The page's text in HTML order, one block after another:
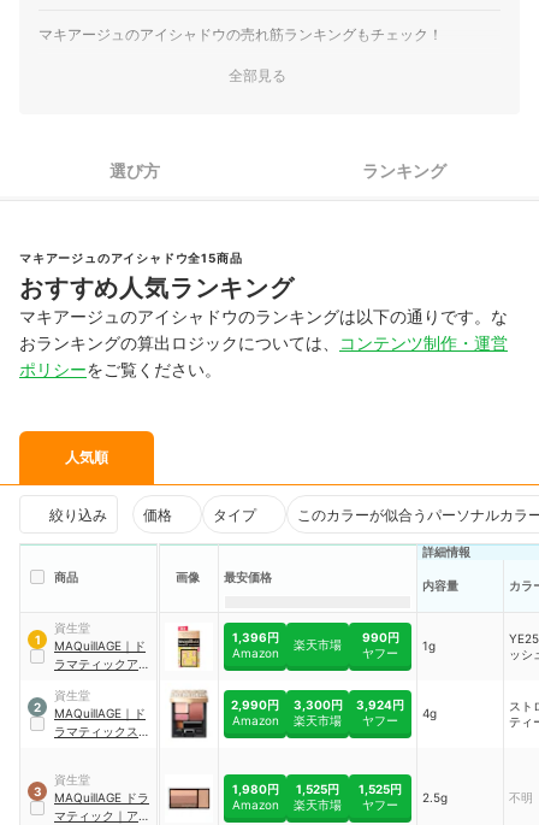
マキアージュのアイシャドウの売れ筋ランキングもチェック！
全部見る
選び方 ランキング
マキアージュのアイシャドウ全15商品
おすすめ人気ランキング
マキアージュのアイシャドウのランキングは以下の通りです。な
おランキングの算出ロジックについては、
コンテンツ制作・運営
ポリシーをご覧ください。
人気順
絞り込み 価格 タイプ このカラーが似合うパーソナルカラ
商品 画像 最安価格
詳細情報
内容量 カラ
1
資生堂
MAQuillAGE ｜ ド
ラマティックアイ
1,396円
Amazon
楽天市場
990円
ヤフー
1g
ッシ
2
資生堂
MAQuillAGE ｜ ド
ラマティックスタ
2,990円
Amazon
3,300円
楽天市場
3,924円
ヤフー
4g
スト
ティ
3
資生堂
MAQuillAGE ドラ
マティック ｜ アイ
1,980円
Amazon
1,525円
楽天市場
1,525円
ヤフー
2.5g 不明